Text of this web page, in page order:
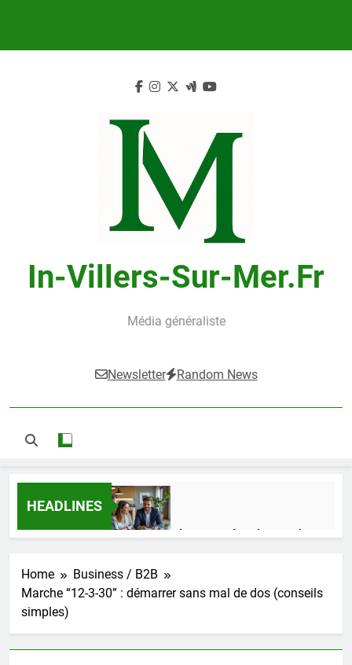
In-Villers-Sur-Mer.fr
Média généraliste
Newsletter Random News
HEADLINES
Guide complet pour réussir un achat
1 Semaine Ago
Home
Business / B2B
Marche “12-3-30” : démarrer sans mal de dos (conseils
simples)